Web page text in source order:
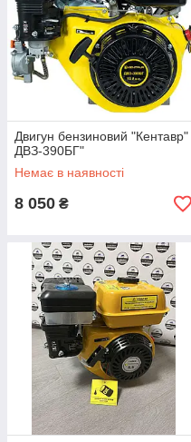
Двигун бензиновий "Кентавр"
ДВЗ-390БГ"
Немає в наявності
8 050 ₴